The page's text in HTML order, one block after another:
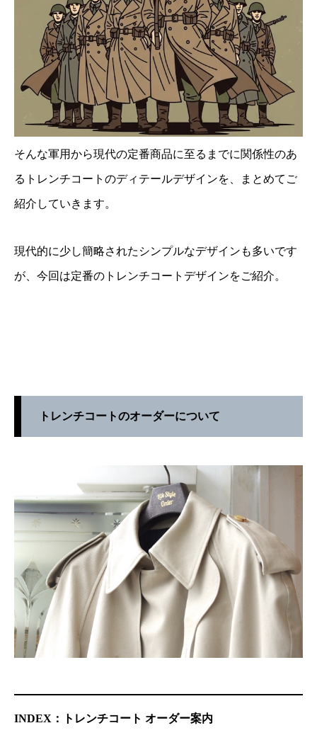
そんな軍用から現代の定番商品に至るまでに関係性のあ
るトレンチコートのディテールデザインを、まとめてご
紹介していきます。
現代的に少し簡略されたシンプルなデザインも多いです
が、今回は定番のトレンチコートデザインをご紹介。
トレンチコートのオーダーについて
INDEX：トレンチコート オーダー案内